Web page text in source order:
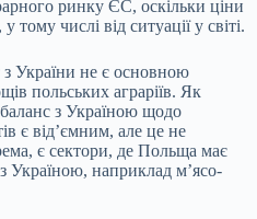
ринку ЄС, оскільки ціни
тому числі від ситуації у світі.
України не є основною
польських аграріїв. Як
з Україною щодо
є від’ємним, але це не
є сектори, де Польща має
Україною, наприклад м’ясо-